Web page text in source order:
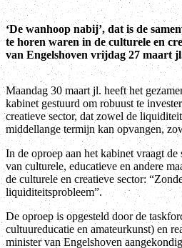
‘De wanhoop nabij’, dat is de
te horen waren in de culturele en
van Engelshoven vrijdag 27 maart
Maandag 30 maart jl. heeft het
kabinet gestuurd om robuust te
creatieve sector, dat zowel de
middellange termijn kan opvangen,
In de oproep aan het kabinet vraagt
van culturele, educatieve en andere
de culturele en creatieve sector:
liquiditeitsprobleem”.
De oproep is opgesteld door de
cultuureducatie en amateurkunst) en
minister van Engelshoven